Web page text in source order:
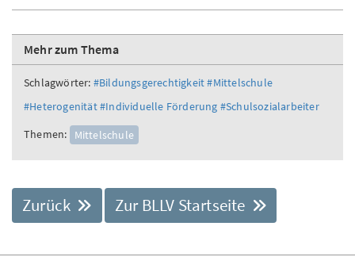
Mehr zum Thema
Schlagwörter: #Bildungsgerechtigkeit#Mittelschule
#Heterogenität#Individuelle Förderung #Schulsozialarbeiter
Themen:
Mittelschule
Zurück Zur BLLV Startseite